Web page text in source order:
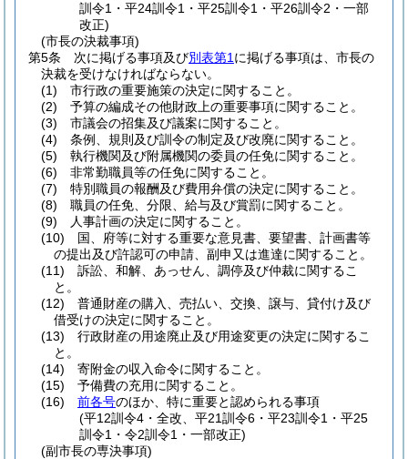
訓令1・平24訓令1・平25訓令1・平26訓令2・一部
改正)
(市長の決裁事項)
第5条
次に掲げる事項及び別表第1 に掲げる事項は、市長の
決裁を受けなければならない。
(1)
市行政の重要施策の決定に関すること。
(2)
予算の編成その他財政上の重要事項に関すること。
(3)
市議会の招集及び議案に関すること。
(4)
条例、規則及び訓令の制定及び改廃に関すること。
(5)
執行機関及び附属機関の委員の任免に関すること。
(6)
非常勤職員等の任免に関すること。
(7)
特別職員の報酬及び費用弁償の決定に関すること。
(8)
職員の任免、分限、給与及び賞罰に関すること。
(9)
人事計画の決定に関すること。
(10)
国、府等に対する重要な意見書、要望書、計画書等
の提出及び許認可の申請、副申又は進達に関すること。
(11)
訴訟、和解、あっせん、調停及び仲裁に関するこ
と。
(12)
普通財産の購入、売払い、交換、譲与、貸付け及び
借受けの決定に関すること。
(13)
行政財産の用途廃止及び用途変更の決定に関するこ
と。
(14)
寄附金の収入命令に関すること。
(15)
予備費の充用に関すること。
(16)
前各号のほか、特に重要と認められる事項
(平12訓令4・全改、平21訓令6・平23訓令1・平25
訓令1・令2訓令1・一部改正)
(副市長の専決事項)